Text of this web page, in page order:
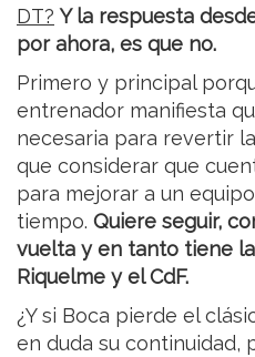
DT? Y la respuesta
por ahora, es que no.
Primero y principal
entrenador manifiesta
necesaria para revertir
que considerar que
para mejorar a un
tiempo. Quiere seguir,
vuelta y en tanto tiene
Riquelme y el CdF.
¿Y si Boca pierde el
en duda su continuidad,